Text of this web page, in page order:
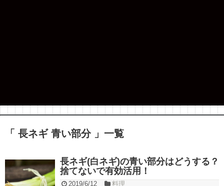
「 長ネギ 青い部分 」一覧
長ネギ(白ネギ)の青い部分はどうする？
捨てないで有効活用！
2019/6/12
料理